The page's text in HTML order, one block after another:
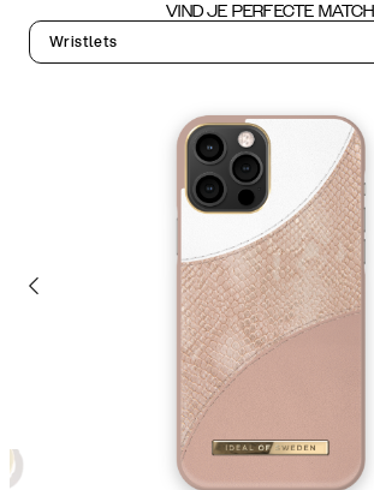
VIND JE PERFECTE MATCH
Wristlets